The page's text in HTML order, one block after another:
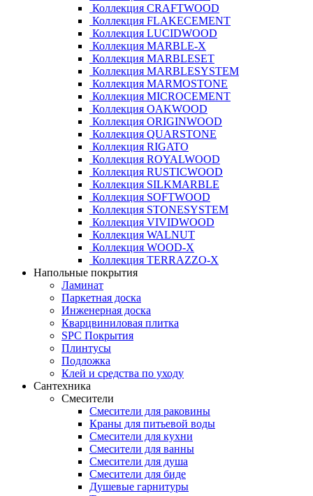
Коллекция CRAFTWOOD
Коллекция FLAKECEMENT
Коллекция LUCIDWOOD
Коллекция MARBLE-X
Коллекция MARBLESET
Коллекция MARBLESYSTEM
Коллекция MARMOSTONE
Коллекция MICROCEMENT
Коллекция OAKWOOD
Коллекция ORIGINWOOD
Коллекция QUARSTONE
Коллекция RIGATO
Коллекция ROYALWOOD
Коллекция RUSTICWOOD
Коллекция SILKMARBLE
Коллекция SOFTWOOD
Коллекция STONESYSTEM
Коллекция VIVIDWOOD
Коллекция WALNUT
Коллекция WOOD-X
Коллекция ТЕRRАZZO-X
Напольные покрытия
Ламинат
Паркетная доска
Инженерная доска
Кварцвиниловая плитка
SPC Покрытия
Плинтусы
Подложка
Клей и средства по уходу
Сантехника
Смесители
Смесители для раковины
Краны для питьевой воды
Смесители для кухни
Смесители для ванны
Смесители для душа
Смесители для биде
Душевые гарнитуры